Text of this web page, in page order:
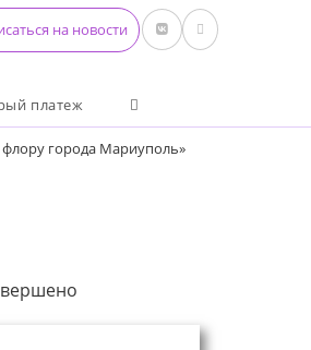
на новости
платеж Переключить поиск по
города Мариуполь»